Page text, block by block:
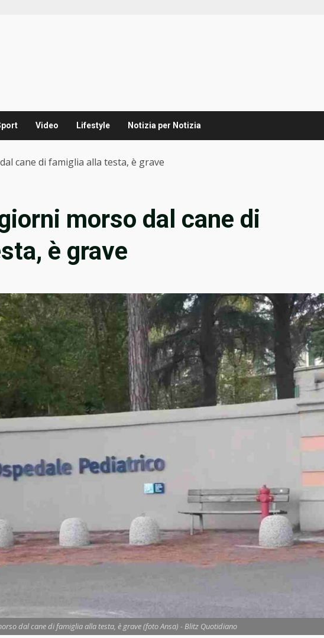
Video Lifestyle Notizia per Notizia
cane di famiglia alla testa, è grave
morso dal cane di
è grave
dal cane di famiglia alla testa, è grave (foto Ansa) - Blitz Quotidiano